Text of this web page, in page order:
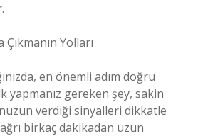
Çıkmanın Yolları
en önemli adım doğru
yapmanız gereken şey, sakin
verdiği sinyalleri dikkatle
birkaç dakikadan uzun